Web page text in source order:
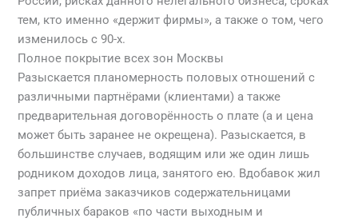
тем, кто именно «держит фирмы», а также о том, чего
изменилось с 90-х.
Полное покрытие всех зон Москвы
Разыскается планомерность половых отношений с
различными партнёрами (клиентами) а также
предварительная договорённость о плате (а и цена
может быть заранее не окрещена). Разыскается, в
большинстве случаев, водящим или же один лишь
родником доходов лица, занятого ею. Вдобавок жил
запрет приёма заказчиков содержательницами
публичных бараков «по части выходным и